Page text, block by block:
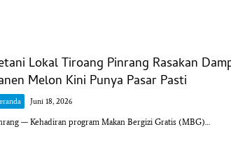
Lokal Tiroang Pinrang Rasakan
Melon Kini Punya Pasar Pasti
Juni 18, 2026
— Kehadiran program Makan Bergizi Gratis (MBG)…